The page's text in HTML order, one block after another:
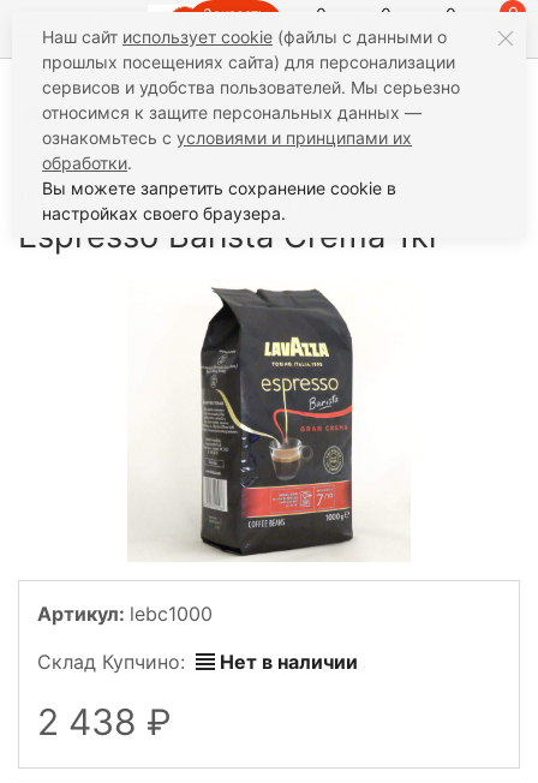
Заказать
звонок
0 0 0 0
Кофе Кофе в зёрнах Смеси
Кофе в зернах
Lavazza Espresso Barista Crema 1кг
Кофе в зернах Lavazza
Espresso Barista Crema 1кг
Артикул: lebc1000
Склад Купчино:
Нет в наличии
2 438
Наш сайт использует cookie (файлы с данными о
прошлых посещениях сайта) для персонализации
сервисов и удобства пользователей. Мы серьезно
относимся к защите персональных данных —
ознакомьтесь с условиями и принципами их
обработки.
Вы можете запретить сохранение cookie в
настройках своего браузера.